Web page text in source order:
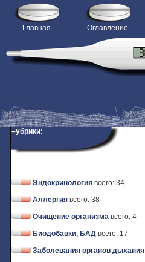
Главная Оглавление
–убрики:
Эндокринология всего: 34
Аллергия всего: 38
Очищение организма всего: 4
Биодобавки, БАД всего: 17
Заболевания органов дыхания